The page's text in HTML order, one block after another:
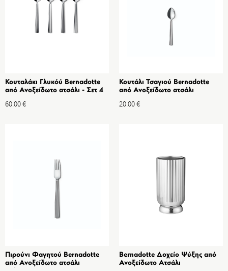
Κουταλάκι Γλυκόύ Bernadotte
από Ανοξείδωτο ατσάλι - Σετ 4
60.00€
Κουτάλι Τσαγιού Bernadotte
από Ανοξείδωτο ατσάλι
20.00€
Πιρούνι Φαγητού Bernadotte
από Ανοξείδωτο ατσάλι
Bernadotte Δοχείο Ψύξης από
Ανοξείδωτο Ατσάλι